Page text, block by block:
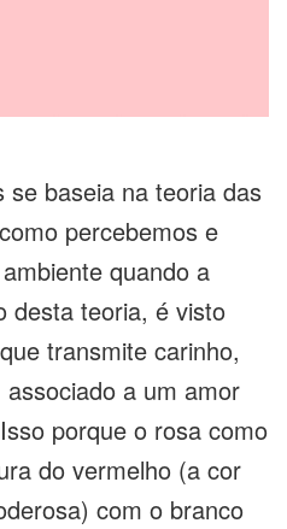
se baseia na teoria das
percebemos e
quando a
desta teoria, é visto
transmite carinho,
a um amor
porque o rosa como
do vermelho (a cor
com o branco